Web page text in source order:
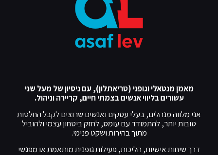
מאמן מנטאלי וגופני (טריאתלון), עם ניסיון של מעל שני
עשורים בליווי אנשים בצמתי חיים, קריירה וניהול.
אני מלווה מנהלים, בעלי עסקים ואנשים שרוצים לקבל החלטות
טובות יותר, להתמודד עם עומס, לחזק ביטחון עצמי ולהוביל
מתוך בהירות ושקט פנימי.
דרך שיחות אישיות, הליכות, פעילות גופנית מותאמת או מפגשי